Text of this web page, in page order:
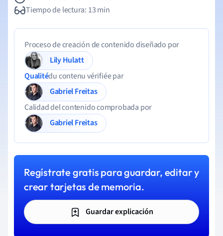
Tiempo de lectura: 13 min
Proceso de creación de contenido diseñado por
Lily Hulatt
Qualitédu contenu vérifiée par
Gabriel Freitas
Calidad del contenido comprobada por
Gabriel Freitas
Regístrate gratis para guardar, editar y
crear tarjetas de memoria.
Guardar explicación